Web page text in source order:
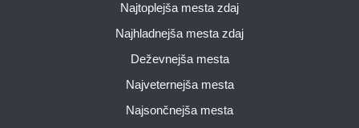
Najtoplejša mesta zdaj
Najhladnejša mesta zdaj
Deževnejša mesta
Najveternejša mesta
Najsončnejša mesta